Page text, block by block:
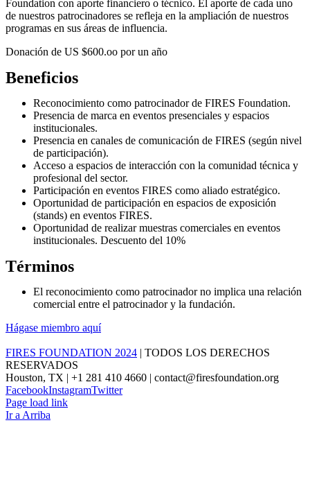
Foundation con aporte financiero o técnico. El aporte de cada uno
de nuestros patrocinadores se refleja en la ampliación de nuestros
programas en sus áreas de influencia.
Donación de US $600.oo por un año
Beneficios
Reconocimiento como patrocinador de FIRES Foundation.
Presencia de marca en eventos presenciales y espacios
institucionales.
Presencia en canales de comunicación de FIRES (según nivel
de participación).
Acceso a espacios de interacción con la comunidad técnica y
profesional del sector.
Participación en eventos FIRES como aliado estratégico.
Oportunidad de participación en espacios de exposición
(stands) en eventos FIRES.
Oportunidad de realizar muestras comerciales en eventos
institucionales. Descuento del 10%
Términos
El reconocimiento como patrocinador no implica una relación
comercial entre el patrocinador y la fundación.
Hágase miembro aquí
FIRES FOUNDATION 2024 | TODOS LOS DERECHOS
RESERVADOS
Houston, TX | +1 281 410 4660 | contact@firesfoundation.org
FacebookInstagramTwitter
Page load link
Ir a Arriba